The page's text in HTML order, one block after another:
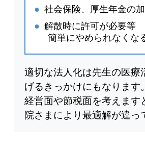
● 社会保険、厚生年金の
● 解散時に許可が必要等
簡単にやめられなくな
適切な法人化は先生の医療
げるきっかけにもなります。
経営面や節税面を考えます
院さまにより最適解が違っ